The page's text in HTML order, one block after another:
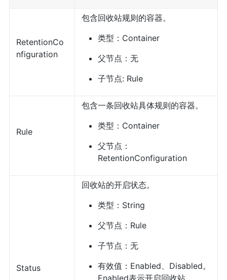
RetentionCo
nfiguration
包含回收站规则的容器。
类型：Container
父节点：无
子节点: Rule
Rule
包含一条回收站具体规则的容器。
类型：Container
父节点：
RetentionConfiguration
Status
回收站的开启状态。
类型：String
父节点：Rule
子节点：无
有效值：Enabled、Disabled。